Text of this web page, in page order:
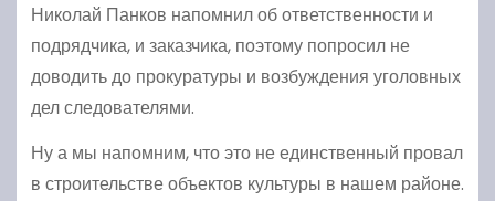
Николай Панков напомнил об ответственности и
подрядчика, и заказчика, поэтому попросил не
доводить до прокуратуры и возбуждения уголовных
дел следователями.
Ну а мы напомним, что это не единственный провал
в строительстве объектов культуры в нашем районе.